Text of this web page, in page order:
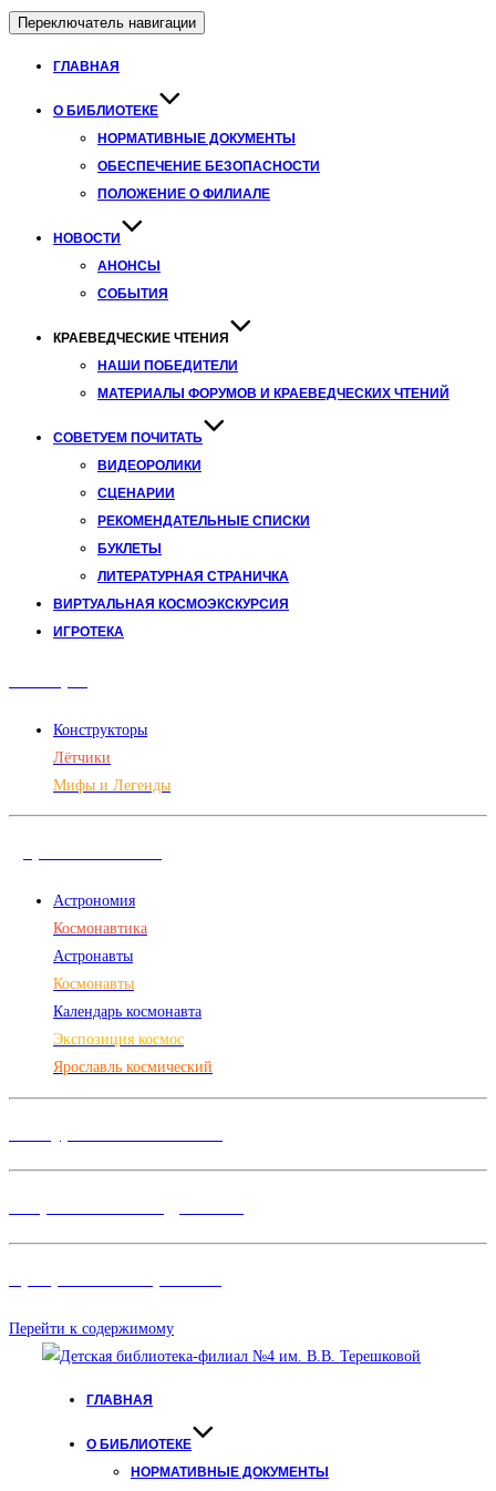
Переключатель навигации
ГЛАВНАЯ
О БИБЛИОТЕКЕ
НОРМАТИВНЫЕ ДОКУМЕНТЫ
ОБЕСПЕЧЕНИЕ БЕЗОПАСНОСТИ
ПОЛОЖЕНИЕ О ФИЛИАЛЕ
НОВОСТИ
АНОНСЫ
СОБЫТИЯ
КРАЕВЕДЧЕСКИЕ ЧТЕНИЯ
НАШИ ПОБЕДИТЕЛИ
МАТЕРИАЛЫ ФОРУМОВ И КРАЕВЕДЧЕСКИХ ЧТЕНИЙ
СОВЕТУЕМ ПОЧИТАТЬ
ВИДЕОРОЛИКИ
СЦЕНАРИИ
РЕКОМЕНДАТЕЛЬНЫЕ СПИСКИ
БУКЛЕТЫ
ЛИТЕРАТУРНАЯ СТРАНИЧКА
ВИРТУАЛЬНАЯ КОСМОЭКСКУРСИЯ
ИГРОТЕКА
Конструкторы
Лётчики
Мифы и Легенды
Астрономия
Космонавтика
Астронавты
Космонавты
Календарь космонавта
Экспозиция космос
Ярославль космический
Перейти к содержимому
ГЛАВНАЯ
О БИБЛИОТЕКЕ
НОРМАТИВНЫЕ ДОКУМЕНТЫ